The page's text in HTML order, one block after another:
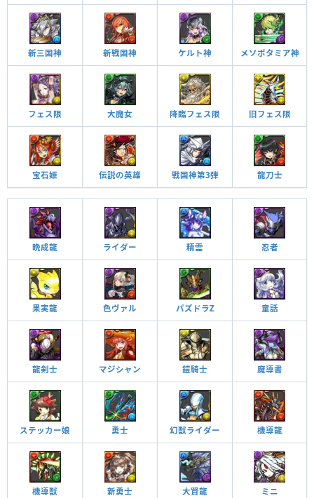
新三国神 新戦国神 ケルト神 メソポタミア神
フェス限 大魔女 降臨フェス限 旧フェス限
宝石姫 伝説の英雄 戦国神第3弾 龍刀士
晩成龍 ライダー 精霊 忍者
果実龍 色ヴァル パズドラZ 童話
龍剣士 マジシャン 鎧騎士 魔導書
ステッカー娘 勇士 幻獣ライダー 機導龍
機導獣 新勇士 大賢龍 ミニ